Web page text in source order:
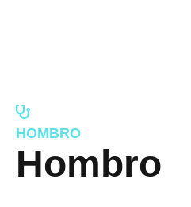
HOMBRO
Hombro​